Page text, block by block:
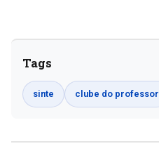
Tags
sinte clube do professor